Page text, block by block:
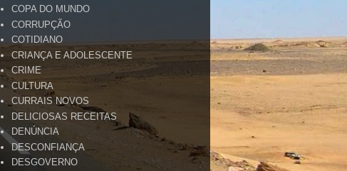
COPA DO MUNDO
CORRUPÇÃO
COTIDIANO
CRIANÇA E ADOLESCENTE
CRIME
CULTURA
CURRAIS NOVOS
DELICIOSAS RECEITAS
DENÚNCIA
DESCONFIANÇA
DESGOVERNO